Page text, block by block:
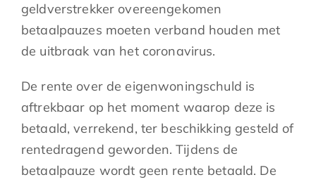
geldverstrekker overeengekomen
betaalpauzes moeten verband houden met
de uitbraak van het coronavirus.
De rente over de eigenwoningschuld is
aftrekbaar op het moment waarop deze is
betaald, verrekend, ter beschikking gesteld of
rentedragend geworden. Tijdens de
betaalpauze wordt geen rente betaald. De